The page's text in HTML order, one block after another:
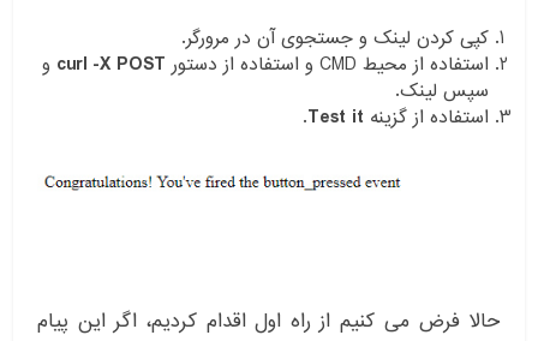
کپی کردن لینک و جستجوی آن در مرورگر.
استفاده از محیط CMD و استفاده از دستور
curl -X POST و
سپس لینک.
استفاده از گزینه Test it
.
حالا فرض می کنیم از راه اول اقدام کردیم، اگر این پیام